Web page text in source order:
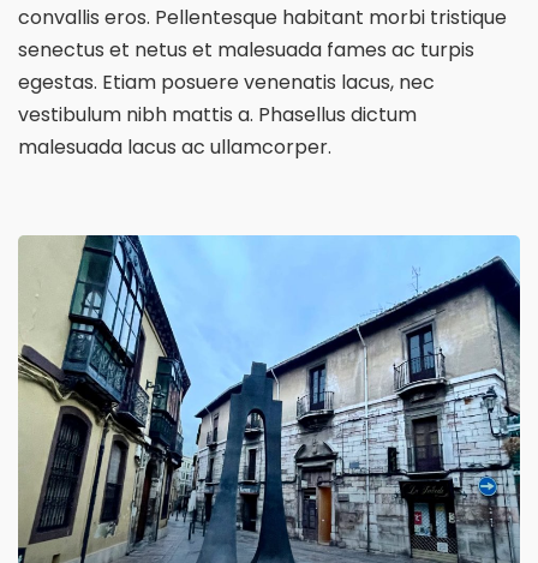
convallis eros. Pellentesque habitant morbi tristique
senectus et netus et malesuada fames ac turpis
egestas. Etiam posuere venenatis lacus, nec
vestibulum nibh mattis a. Phasellus dictum
malesuada lacus ac ullamcorper.